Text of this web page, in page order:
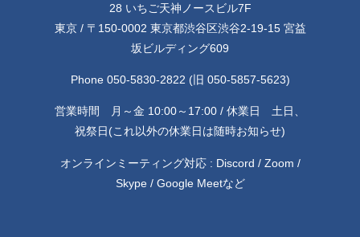
28 いちご天神ノースビル7F
東京 / 〒150-0002 東京都渋谷区渋谷2-19-15 宮益
坂ビルディング609
Phone 050-5830-2822 (旧 050-5857-5623)
営業時間 月～金 10:00～17:00 / 休業日 土日、
祝祭日(これ以外の休業日は随時お知らせ)
オンラインミーティング対応 : Discord / Zoom /
Skype / Google Meetなど